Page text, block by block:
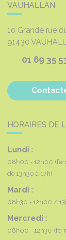
VAUHALLAN
10 Grande rue
91430
01 69 35
HORAIRES DE
Lundi :
08h00 - 12h00
de 13h30 à 17h)
Mardi :
08h30 - 12h00
Mercredi :
08h00 - 12h30